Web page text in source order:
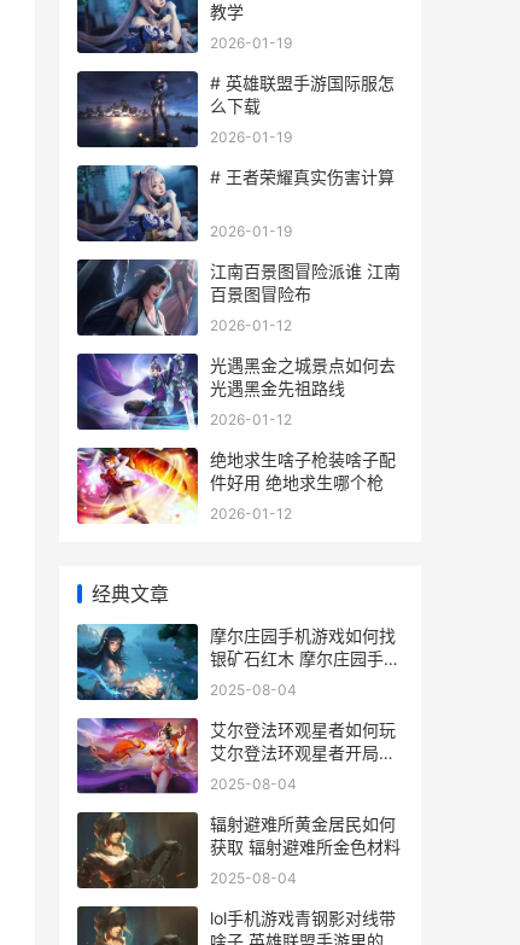
教学
2026-01-19
# 英雄联盟手游国际服怎
么下载
2026-01-19
# 王者荣耀真实伤害计算
2026-01-19
江南百景图冒险派谁 江南
百景图冒险布
2026-01-12
光遇黑金之城景点如何去
光遇黑金先祖路线
2026-01-12
绝地求生啥子枪装啥子配
件好用 绝地求生哪个枪
2026-01-12
经典文章
摩尔庄园手机游戏如何找
银矿石红木 摩尔庄园手游
版
2025-08-04
艾尔登法环观星者如何玩
艾尔登法环观星者开局必
拿装备
2025-08-04
辐射避难所黄金居民如何
获取 辐射避难所金色材料
2025-08-04
lol手机游戏青钢影对线带
啥子 英雄联盟手游里的青